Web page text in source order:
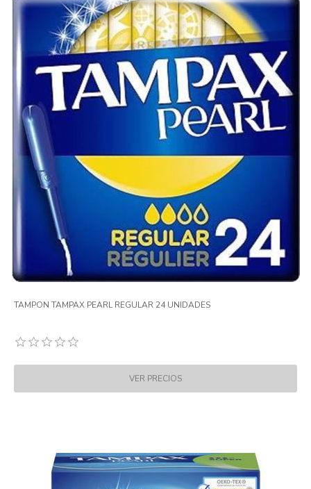
TAMPON TAMPAX PEARL REGULAR 24 UNIDADES